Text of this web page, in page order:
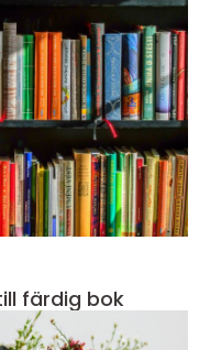
till färdig bok